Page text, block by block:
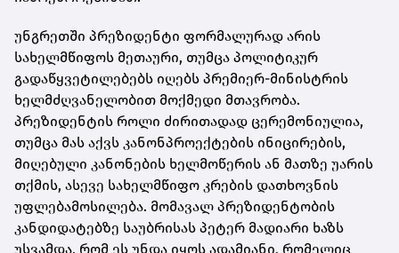
უნგრეთში პრეზიდენტი ფორმალურად არის
სახელმწიფოს მეთაური, თუმცა პოლიტიკურ
გადაწყვეტილებებს იღებს პრემიერ-მინისტრის
ხელმძღვანელობით მოქმედი მთავრობა.
პრეზიდენტის როლი ძირითადად ცერემონიულია,
თუმცა მას აქვს კანონპროექტების ინიცირების,
მიღებული კანონების ხელმოწერის ან მათზე უარის
თქმის, ასევე სახელმწიფო კრების დათხოვნის
უფლებამოსილება. მომავალ პრეზიდენტობის
კანდიდატებზე საუბრისას პეტერ მადიარი ხაზს
უსვამდა, რომ ეს უნდა იყოს ადამიანი, რომელიც